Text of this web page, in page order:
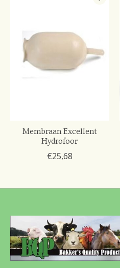
Membraan Excellent
Hydrofoor
€25,68